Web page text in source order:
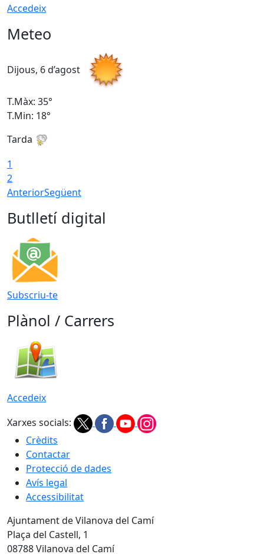
Accedeix
Meteo
Dijous, 6 d’agost
T.Màx: 35°
T.Min: 18°
Tarda
1
2
AnteriorSegüent
Butlletí digital
Subscriu-te
Plànol / Carrers
Accedeix
Xarxes socials:
Crèdits
Contactar
Protecció de dades
Avís legal
Accessibilitat
Ajuntament de Vilanova del Camí
Plaça del Castell, 1
08788 Vilanova del Camí